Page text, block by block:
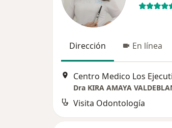
Dirección En línea
Visita Odontología